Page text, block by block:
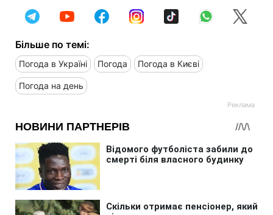
Більше по темі:
Погода в Україні Погода Погода в Києві
Погода на день